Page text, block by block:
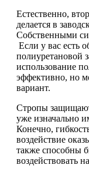
Естественно,
делается в
Собственными
Если у вас есть
полиуретановой
использование
эффективно, но
вариант.
Стропы
уже изначально
Конечно,
воздействие
также способны
воздействовать